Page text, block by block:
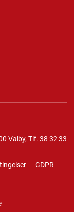
Valby, Tlf. 38 32 33
GDPR